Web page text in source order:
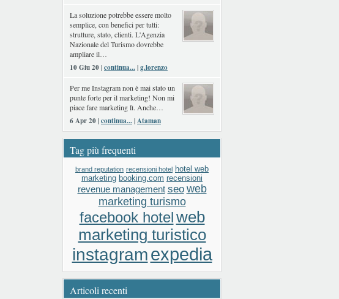
La soluzione potrebbe essere molto
semplice, con benefici per tutti:
strutture, stato, clienti. L'Agenzia
Nazionale del Turismo dovrebbe
ampliare il…
10 Giu 20 |continua...|g.lorenzo
Per me Instagram non è mai stato un
punte forte per il marketing! Non mi
piace fare marketing lì. Anche…
6 Apr 20 |continua...|Ataman
Tag più frequenti
brand reputation recensioni hotel hotel web
marketing booking.com recensioni
revenue management seo web
marketing turismo
facebook hotelweb
marketing turistico
instagramexpedia
Articoli recenti